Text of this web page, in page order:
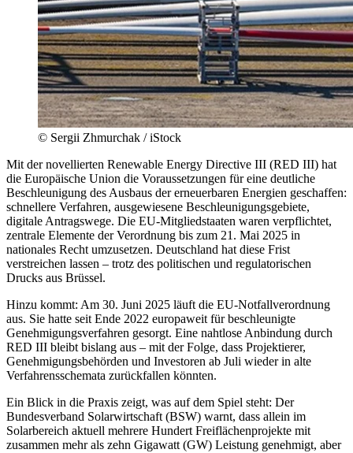
© Sergii Zhmurchak / iStock
Mit der novellierten Renewable Energy Directive III (RED III) hat
die Europäische Union die Voraussetzungen für eine deutliche
Beschleunigung des Ausbaus der erneuerbaren Energien geschaffen:
schnellere Verfahren, ausgewiesene Beschleunigungsgebiete,
digitale Antragswege. Die EU-Mitgliedstaaten waren verpflichtet,
zentrale Elemente der Verordnung bis zum 21. Mai 2025 in
nationales Recht umzusetzen. Deutschland hat diese Frist
verstreichen lassen – trotz des politischen und regulatorischen
Drucks aus Brüssel.
Hinzu kommt: Am 30. Juni 2025 läuft die EU-Notfallverordnung
aus. Sie hatte seit Ende 2022 europaweit für beschleunigte
Genehmigungsverfahren gesorgt. Eine nahtlose Anbindung durch
RED III bleibt bislang aus – mit der Folge, dass Projektierer,
Genehmigungsbehörden und Investoren ab Juli wieder in alte
Verfahrensschemata zurückfallen könnten.
Ein Blick in die Praxis zeigt, was auf dem Spiel steht: Der
Bundesverband Solarwirtschaft (BSW) warnt, dass allein im
Solarbereich aktuell mehrere Hundert Freiflächenprojekte mit
zusammen mehr als zehn Gigawatt (GW) Leistung genehmigt, aber